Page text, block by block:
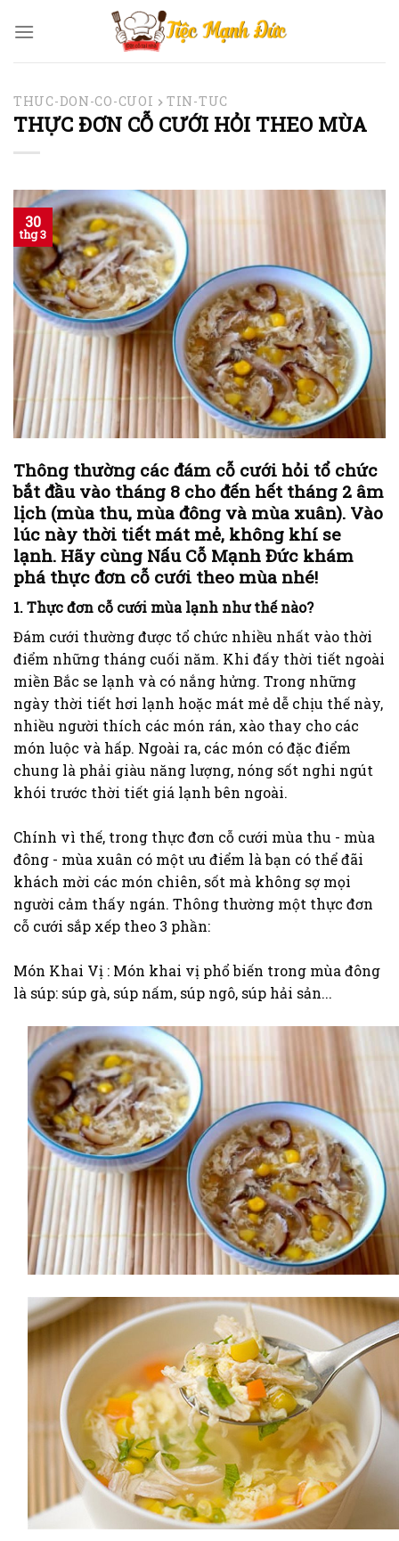
THUC-DON-CO-CUOI TIN-TUC
THỰC ĐƠN CỖ CƯỚI HỎI THEO MÙA
30
thg 3
Thông thường các đám cỗ cưới hỏi tổ chức
bắt đầu vào tháng 8 cho đến hết tháng 2 âm
lịch (mùa thu, mùa đông và mùa xuân). Vào
lúc này thời tiết mát mẻ, không khí se
lạnh. Hãy cùng Nấu Cỗ Mạnh Đức khám
phá thực đơn cỗ cưới theo mùa nhé!
1. Thực đơn cỗ cưới mùa lạnh như thế nào?
Đám cưới thường được tổ chức nhiều nhất vào thời
điểm những tháng cuối năm. Khi đấy thời tiết ngoài
miền Bắc se lạnh và có nắng hửng. Trong những
ngày thời tiết hơi lạnh hoặc mát mẻ dễ chịu thế này,
nhiều người thích các món rán, xào thay cho các
món luộc và hấp. Ngoài ra, các món có đặc điểm
chung là phải giàu năng lượng, nóng sốt nghi ngút
khói trước thời tiết giá lạnh bên ngoài.
Chính vì thế, trong thực đơn cỗ cưới mùa thu - mùa
đông - mùa xuân có một ưu điểm là bạn có thể đãi
khách mời các món chiên, sốt mà không sợ mọi
người cảm thấy ngán. Thông thường một thực đơn
cỗ cưới sắp xếp theo 3 phần:
Món Khai Vị : Món khai vị phổ biến trong mùa đông
là súp: súp gà, súp nấm, súp ngô, súp hải sản...